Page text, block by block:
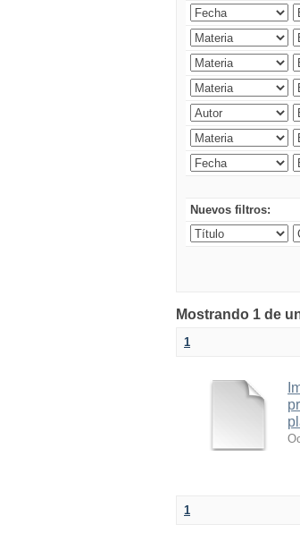
Nuevos filtros:
Mostrando 1 de
1
1